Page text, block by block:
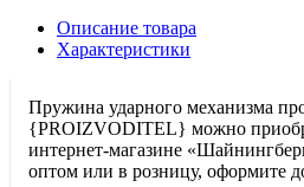
Описание товара
Характеристики
Пружина ударного механизма
{PROIZVODITEL} можно
интернет-магазине
оптом или в розницу, оформите